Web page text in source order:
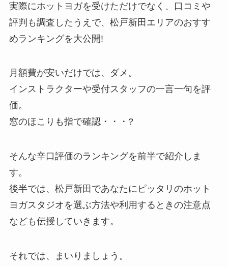
実際にホットヨガを受けただけでなく、口コミや
評判も調査したうえで、松戸新田エリアのおすす
めランキングを大公開!
月額費が安いだけでは、ダメ。
インストラクターや受付スタッフの一言一句を評
価。
窓のほこりも指で確認・・・?
そんな辛口評価のランキングを前半で紹介しま
す。
後半では、松戸新田であなたにピッタリのホット
ヨガスタジオを選ぶ方法や利用するときの注意点
なども伝授していきます。
それでは、まいりましょう。